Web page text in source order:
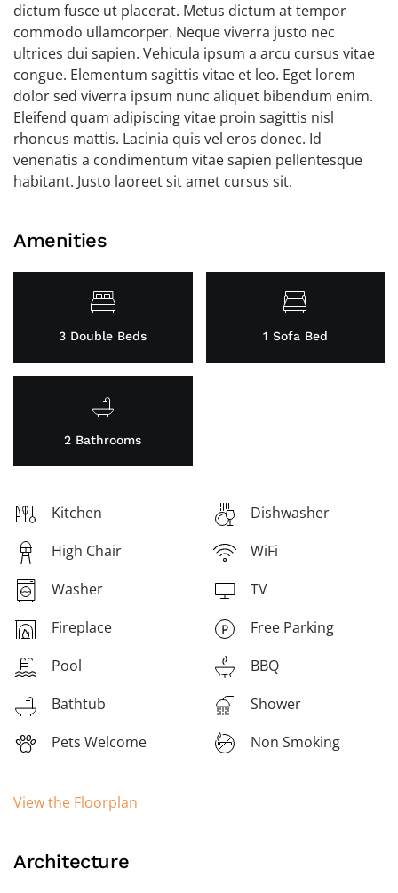
dictum fusce ut placerat. Metus dictum at tempor
commodo ullamcorper. Neque viverra justo nec
ultrices dui sapien. Vehicula ipsum a arcu cursus vitae
congue. Elementum sagittis vitae et leo. Eget lorem
dolor sed viverra ipsum nunc aliquet bibendum enim.
Eleifend quam adipiscing vitae proin sagittis nisl
rhoncus mattis. Lacinia quis vel eros donec. Id
venenatis a condimentum vitae sapien pellentesque
habitant. Justo laoreet sit amet cursus sit.
Amenities
3 Double Beds 1 Sofa Bed
2 Bathrooms
Kitchen
Dishwasher
High Chair
WiFi
Washer
TV
Fireplace
Free Parking
Pool
BBQ
Bathtub
Shower
Pets Welcome
Non Smoking
View the Floorplan
Architecture